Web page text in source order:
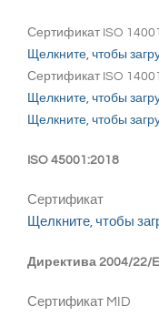
Сертификат ISO
Щелкните, чтобы
Сертификат ISO
Щелкните, чтобы
Щелкните, чтобы
ISO 45001:2018
Сертификат
Щелкните, чтобы
Директива 2004/22/
Сертификат MID